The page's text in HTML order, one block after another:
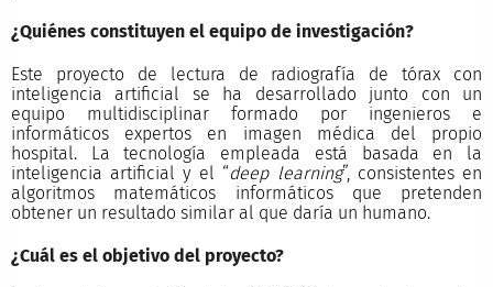
¿Quiénes constituyen el equipo de investigación?
Este proyecto de lectura de radiografía de tórax con
inteligencia artificial se ha desarrollado junto con un
equipo multidisciplinar formado por ingenieros e
informáticos expertos en imagen médica del propio
hospital. La tecnología empleada está basada en la
inteligencia artificial y el “deep learning”, consistentes en
algoritmos matemáticos informáticos que pretenden
obtener un resultado similar al que daría un humano.
¿Cuál es el objetivo del proyecto?